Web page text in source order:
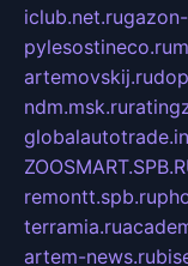
iclub.net.ru
pylesostineco.ru
artemovskij.ru
ndm.msk.ru
remontt.spb.ru
terramia.ru
artem-news.ru